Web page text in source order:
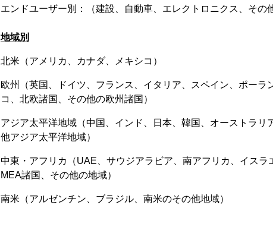
エンドユーザー別：（建設、自動車、エレクトロニクス、その
地域別
北米（アメリカ、カナダ、メキシコ）
欧州（英国、ドイツ、フランス、イタリア、スペイン、ポー
コ、北欧諸国、その他の欧州諸国）
アジア太平洋地域（中国、インド、日本、韓国、オーストラ
他アジア太平洋地域）
中東・アフリカ（UAE、サウジアラビア、南アフリカ、イスラ
MEA諸国、その他の地域）
南米（アルゼンチン、ブラジル、南米のその他地域）